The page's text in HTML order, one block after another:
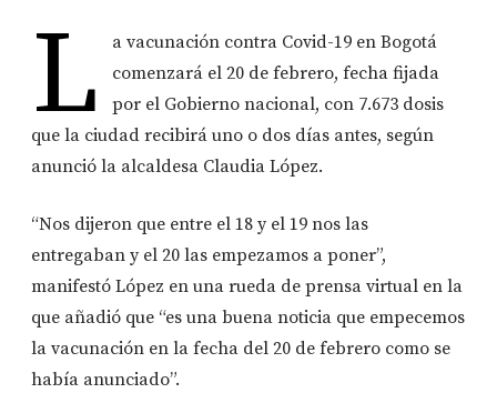
L
a vacunación contra Covid-19 en Bogotá
comenzará el 20 de febrero, fecha fijada
por el Gobierno nacional, con 7.673 dosis
que la ciudad recibirá uno o dos días antes, según
anunció la alcaldesa Claudia López.
“Nos dijeron que entre el 18 y el 19 nos las
entregaban y el 20 las empezamos a poner”,
manifestó López en una rueda de prensa virtual en la
que añadió que “es una buena noticia que empecemos
la vacunación en la fecha del 20 de febrero como se
había anunciado”.